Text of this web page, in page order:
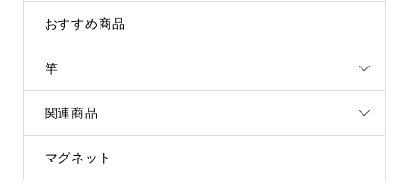
おすすめ商品
竿
関連商品
マグネット